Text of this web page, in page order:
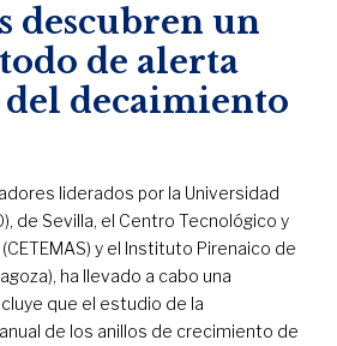
descubren un
de alerta
decaimiento
liderados por la Universidad
de Sevilla, el Centro Tecnológico y
y el Instituto Pirenaico de
ha llevado a cabo una
que el estudio de la
de los anillos de crecimiento de